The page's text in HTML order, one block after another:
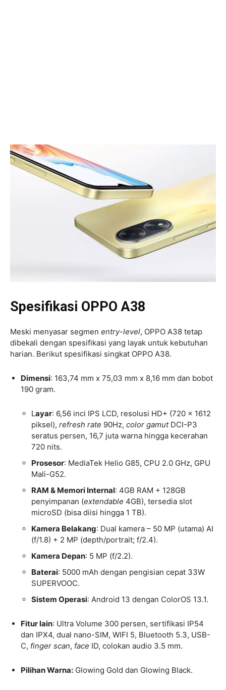
Spesifikasi OPPO A38
Meski menyasar segmen entry-level, OPPO A38 tetap
dibekali dengan spesifikasi yang layak untuk kebutuhan
harian. Berikut spesifikasi singkat OPPO A38.
Dimensi: 163,74 mm x 75,03 mm x 8,16 mm dan bobot
190 gram.
Layar: 6,56 inci IPS LCD, resolusi HD+ (720 x 1612
piksel), refresh rate 90Hz, color gamutDCI-P3
seratus persen, 16,7 juta warna hingga kecerahan
720 nits.
Prosesor: MediaTek Helio G85, CPU 2.0 GHz, GPU
Mali-G52.
RAM & Memori Internal: 4GB RAM + 128GB
penyimpanan (extendable 4GB), tersedia slot
microSD (bisa diisi hingga 1 TB).
Kamera Belakang: Dual kamera – 50 MP (utama) AI
(f/1.8) + 2 MP (depth/portrait; f/2.4).
Kamera Depan: 5 MP (f/2.2).
Baterai: 5000 mAh dengan pengisian cepat 33W
SUPERVOOC.
Sistem Operasi: Android 13 dengan ColorOS 13.1.
Fitur lain: Ultra Volume 300 persen, sertifikasi IP54
dan IPX4, dual nano-SIM, WIFI 5, Bluetooth 5.3, USB-
C, finger scan, face ID, colokan audio 3.5 mm.
Pilihan Warna: Glowing Gold dan Glowing Black.